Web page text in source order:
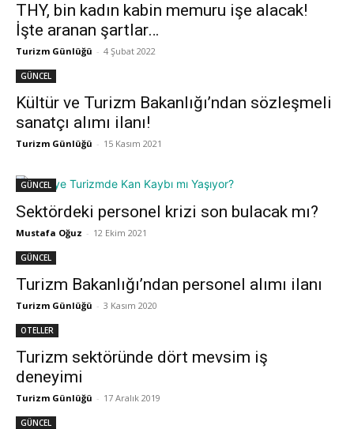
THY, bin kadın kabin memuru işe alacak!
İşte aranan şartlar…
Turizm Günlüğü - 4 Şubat 2022
GÜNCEL
Kültür ve Turizm Bakanlığı’ndan sözleşmeli
sanatçı alımı ilanı!
Turizm Günlüğü - 15 Kasım 2021
GÜNCEL
Sektördeki personel krizi son bulacak mı?
Mustafa Oğuz - 12 Ekim 2021
GÜNCEL
Turizm Bakanlığı’ndan personel alımı ilanı
Turizm Günlüğü - 3 Kasım 2020
OTELLER
Turizm sektöründe dört mevsim iş
deneyimi
Turizm Günlüğü - 17 Aralık 2019
GÜNCEL